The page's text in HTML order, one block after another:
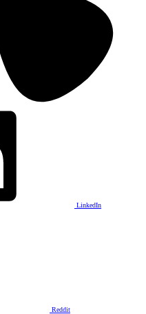
LinkedIn
Reddit